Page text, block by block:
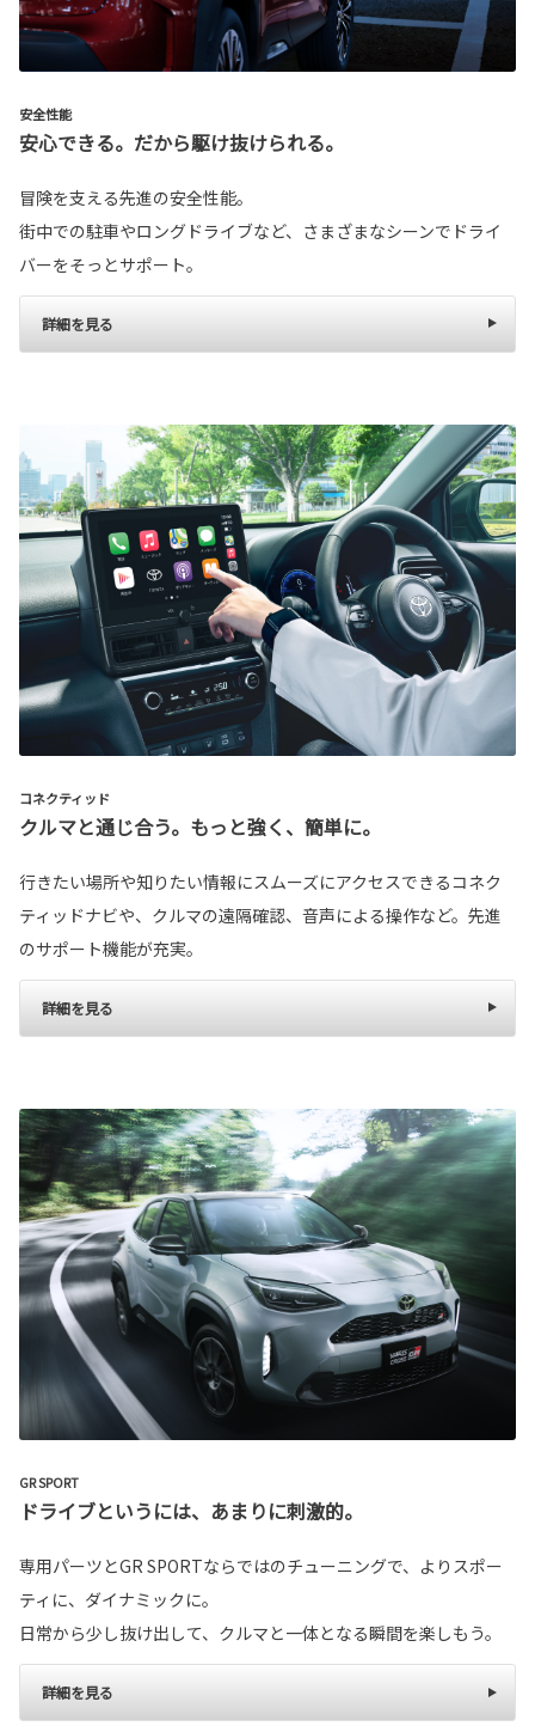
安全性能
安心できる。だから駆け抜けられる。
冒険を支える先進の安全性能。
街中での駐車やロングドライブなど、さまざまなシーンでドライ
バーをそっとサポート。
詳細を見る
コネクティッド
クルマと通じ合う。もっと強く、簡単に。
行きたい場所や知りたい情報にスムーズにアクセスできるコネク
ティッドナビや、クルマの遠隔確認、音声による操作など。先進
のサポート機能が充実。
詳細を見る
GR SPORT
ドライブというには、あまりに刺激的。
専用パーツとGR SPORTならではのチューニングで、よりスポー
ティに、ダイナミックに。
日常から少し抜け出して、クルマと一体となる瞬間を楽しもう。
詳細を見る